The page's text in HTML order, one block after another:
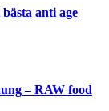
anti age
– RAW food